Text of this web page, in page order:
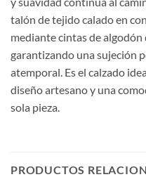
talón de tejido calado en
mediante cintas de algodón
garantizando una sujeción
atemporal. Es el calzado
diseño artesano y una
sola pieza.
PRODUCTOS